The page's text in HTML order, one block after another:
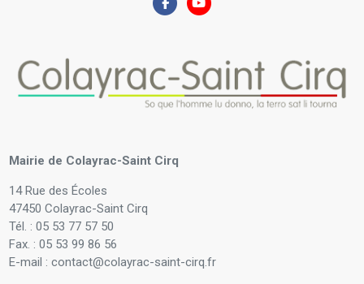
Mairie de Colayrac-Saint Cirq
14 Rue des Écoles
47450 Colayrac-Saint Cirq
Tél. : 05 53 77 57 50
Fax. : 05 53 99 86 56
E-mail : contact@colayrac-saint-cirq.fr